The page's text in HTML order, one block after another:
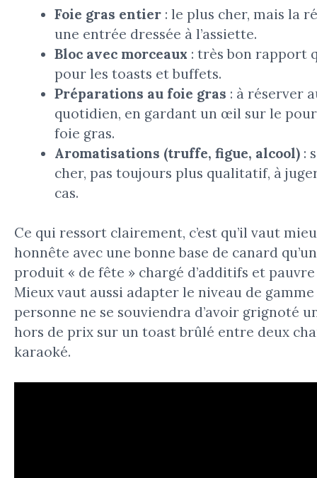
Foie gras entier : le plus cher, mais la
une entrée dressée à l’assiette.
Bloc avec morceaux : très bon rapport
pour les toasts et buffets.
Préparations au foie gras : à réserver
quotidien, en gardant un œil sur le
foie gras.
Aromatisations (truffe, figue, alcool) :
cher, pas toujours plus qualitatif, à
cas.
Ce qui ressort clairement, c’est qu’il vaut
honnête avec une bonne base de canard
produit « de fête » chargé d’additifs et
Mieux vaut aussi adapter le niveau de gamme
personne ne se souviendra d’avoir grignoté
hors de prix sur un toast brûlé entre deux
karaoké.